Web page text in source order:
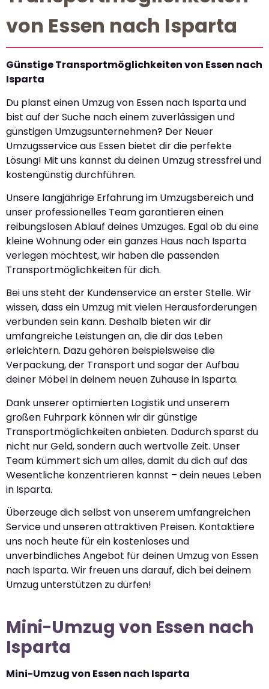
von Essen nach Isparta
Günstige Transportmöglichkeiten von Essen nach
Isparta
Du planst einen Umzug von Essen nach Isparta und
bist auf der Suche nach einem zuverlässigen und
günstigen Umzugsunternehmen? Der Neuer
Umzugsservice aus Essen bietet dir die perfekte
Lösung! Mit uns kannst du deinen Umzug stressfrei und
kostengünstig durchführen.
Unsere langjährige Erfahrung im Umzugsbereich und
unser professionelles Team garantieren einen
reibungslosen Ablauf deines Umzuges. Egal ob du eine
kleine Wohnung oder ein ganzes Haus nach Isparta
verlegen möchtest, wir haben die passenden
Transportmöglichkeiten für dich.
Bei uns steht der Kundenservice an erster Stelle. Wir
wissen, dass ein Umzug mit vielen Herausforderungen
verbunden sein kann. Deshalb bieten wir dir
umfangreiche Leistungen an, die dir das Leben
erleichtern. Dazu gehören beispielsweise die
Verpackung, der Transport und sogar der Aufbau
deiner Möbel in deinem neuen Zuhause in Isparta.
Dank unserer optimierten Logistik und unserem
großen Fuhrpark können wir dir günstige
Transportmöglichkeiten anbieten. Dadurch sparst du
nicht nur Geld, sondern auch wertvolle Zeit. Unser
Team kümmert sich um alles, damit du dich auf das
Wesentliche konzentrieren kannst – dein neues Leben
in Isparta.
Überzeuge dich selbst von unserem umfangreichen
Service und unseren attraktiven Preisen. Kontaktiere
uns noch heute für ein kostenloses und
unverbindliches Angebot für deinen Umzug von Essen
nach Isparta. Wir freuen uns darauf, dich bei deinem
Umzug unterstützen zu dürfen!
Mini-Umzug von Essen nach
Isparta
Mini-Umzug von Essen nach Isparta